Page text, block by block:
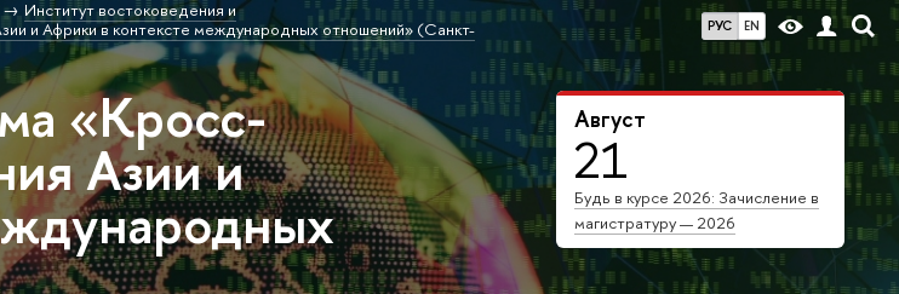
РУС EN
Институт востоковедения и
и Африки в контексте международных отношений» (Санкт-
Август
21
Будь в курсе 2026: Зачисление в
магистратуру — 2026
«Кросс-
Азии и